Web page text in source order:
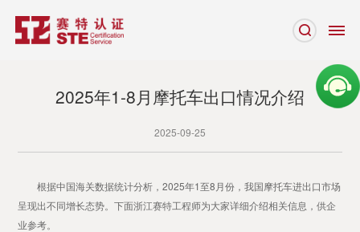
2025年1-8月摩托车出口情况介绍
2025-09-25
根据中国海关数据统计分析，2025年1至8月份，我国摩托车进出口市场
呈现出不同增长态势。下面浙江赛特工程师为大家详细介绍相关信息，供企
业参考。